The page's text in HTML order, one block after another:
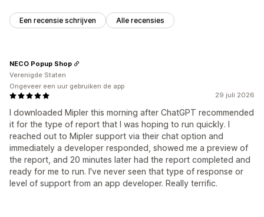
Een recensie schrijven Alle recensies
29 juli 2026
I downloaded Mipler this morning after ChatGPT recommended
it for the type of report that I was hoping to run quickly. I
reached out to Mipler support via their chat option and
immediately a developer responded, showed me a preview of
the report, and 20 minutes later had the report completed and
ready for me to run. I've never seen that type of response or
level of support from an app developer. Really terrific.
NECO Popup Shop
Verenigde Staten
Ongeveer een uur gebruiken de app